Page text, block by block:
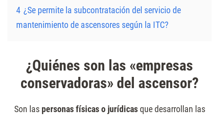
4 ¿Se permite la subcontratación del servicio de
mantenimiento de ascensores según la ITC?
¿Quiénes son las «empresas
conservadoras» del ascensor?
Son las personas físicas o jurídicasque desarrollan las